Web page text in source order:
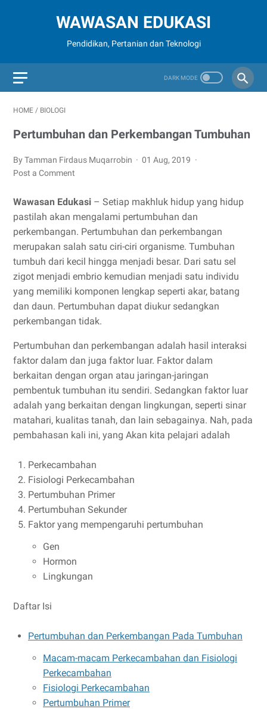
WAWASAN EDUKASI
Pendidikan, Pertanian dan Teknologi
HOME / BIOLOGI
Pertumbuhan dan Perkembangan Tumbuhan
By Tamman Firdaus Muqarrobin
01 Aug, 2019
Post a Comment
Wawasan Edukasi – Setiap makhluk hidup yang hidup
pastilah akan mengalami pertumbuhan dan
perkembangan. Pertumbuhan dan perkembangan
merupakan salah satu ciri-ciri organisme. Tumbuhan
tumbuh dari kecil hingga menjadi besar. Dari satu sel
zigot menjadi embrio kemudian menjadi satu individu
yang memiliki komponen lengkap seperti akar, batang
dan daun. Pertumbuhan dapat diukur sedangkan
perkembangan tidak.
Pertumbuhan dan perkembangan adalah hasil interaksi
faktor dalam dan juga faktor luar. Faktor dalam
berkaitan dengan organ atau jaringan-jaringan
pembentuk tumbuhan itu sendiri. Sedangkan faktor luar
adalah yang berkaitan dengan lingkungan, seperti sinar
matahari, kualitas tanah, dan lain sebagainya. Nah, pada
pembahasan kali ini, yang Akan kita pelajari adalah
Perkecambahan
Fisiologi Perkecambahan
Pertumbuhan Primer
Pertumbuhan Sekunder
Faktor yang mempengaruhi pertumbuhan
Gen
Hormon
Lingkungan
Daftar Isi
Pertumbuhan dan Perkembangan Pada Tumbuhan
Macam-macam Perkecambahan dan Fisiologi
Perkecambahan
Fisiologi Perkecambahan
Pertumbuhan Primer